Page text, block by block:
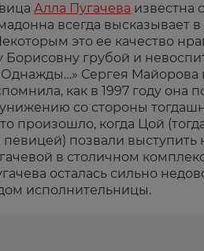
Алла Пугачева известна
всегда высказывает в
это ее качество
Борисовну грубой и
Сергея Майорова
как в 1997 году она
со стороны
произошло, когда Цой
позвали выступить
в столичном
осталась сильно
исполнительницы.